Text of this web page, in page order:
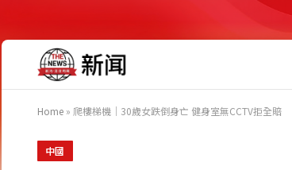
Home » 爬樓梯機｜30歲女跌倒身亡 健身室無CCTV拒全賠
中國